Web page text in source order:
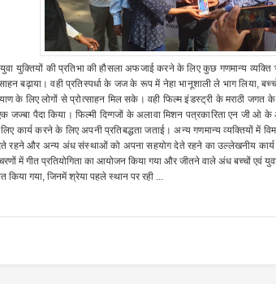
युक्तियों की प्रतिभा की हौसला अफजाई करने के लिए कुछ गणमान्य व्यक्ति
बढ़ाया। वही प्रतिस्पर्धा के जज के रूप में नेहा भानूशाली ले भाग
के लिए लोगों से प्रोत्साहन मिल सके। वही फिल्म इंडस्ट्री के मराठी जगत
जज्बा पैदा किया। फिल्मी दिग्गजों के अलावा मिशन पत्रकारिता एन जी ओ
कार्य करने के लिए अपनी प्रतिबद्धता जताई। अन्य गणमान्य व्यक्तियों
रहने और अन्य अंध संस्थाओं को अपना सहयोग देते रहने का उल्लेखनीय कार्य
में गीत प्रतियोगिता का आयोजन किया गया और जीतने वाले अंध बच्चों एवं
किया गया, जिनमें श्रेया पहले स्थान पर रही ...